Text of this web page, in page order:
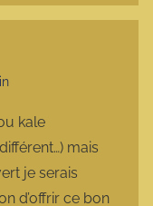
kale
mais
je serais
d’offrir ce bon